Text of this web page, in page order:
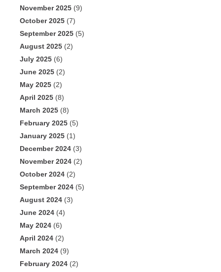
November 2025 (9)
October 2025 (7)
September 2025 (5)
August 2025 (2)
July 2025 (6)
June 2025 (2)
May 2025 (2)
April 2025 (8)
March 2025 (8)
February 2025 (5)
January 2025 (1)
December 2024 (3)
November 2024 (2)
October 2024 (2)
September 2024 (5)
August 2024 (3)
June 2024 (4)
May 2024 (6)
April 2024 (2)
March 2024 (9)
February 2024 (2)